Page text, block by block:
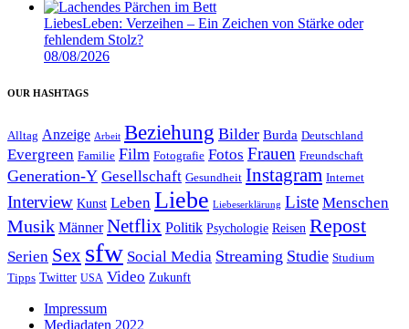
LiebesLeben: Verzeihen – Ein Zeichen von Stärke oder
fehlendem Stolz?
08/08/2026
OUR HASHTAGS
Alltag Anzeige Arbeit Beziehung Bilder Burda Deutschland
Evergreen Familie Film Fotografie Fotos Frauen Freundschaft
Generation-Y Gesellschaft Gesundheit Instagram Internet
Interview Kunst Leben Liebe Liebeserklärung Liste Menschen
Musik Männer Netflix Politik Psychologie Reisen Repost
Serien Sex sfw Social Media Streaming Studie Studium
Tipps Twitter USA Video Zukunft
Impressum
Mediadaten 2022